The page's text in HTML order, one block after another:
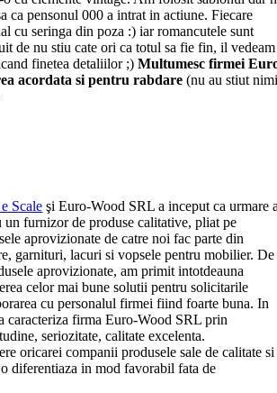
ca pensonul 000 a intrat in actiune. Fiecare
cu seringa din poza :) iar romancutele sunt
de nu stiu cate ori ca totul sa fie fin, il vedeam
finetea detaliilor ;)Multumesc firmei
acordata si pentru rabdare (nu au stiut
Scale şi Euro-Wood SRL a inceput ca urmare
un furnizor de produse calitative, pliat pe
aprovizionate de catre noi fac parte din
garnituri, lacuri si vopsele pentru mobilier. De
aprovizionate, am primit intotdeauna
celor mai bune solutii pentru solicitarile
cu personalul firmei fiind foarte buna. In
caracteriza firma Euro-Wood SRL prin
seriozitate, calitate excelenta.
oricarei companii produsele sale de calitate si
diferentiaza in mod favorabil fata de